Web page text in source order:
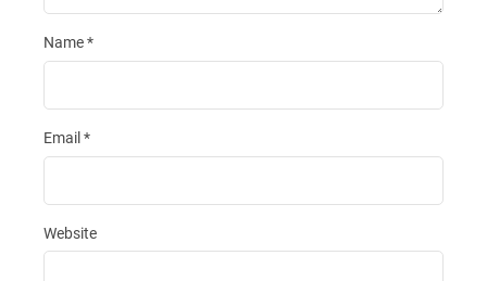
Name*
Email *
Website